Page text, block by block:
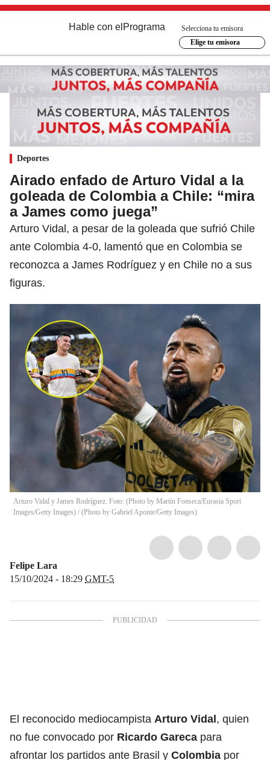
Hable con el Programa
Selecciona tu emisora
Elige tu emisora
Deportes
Airado enfado de Arturo Vidal a la
goleada de Colombia a Chile: “mira
a James como juega”
Arturo Vidal, a pesar de la goleada que sufrió Chile
ante Colombia 4-0, lamentó que en Colombia se
reconozca a James Rodríguez y en Chile no a sus
figuras.
Arturo Vidal y James Rodríguez. Foto: (Photo by Martín Fonseca/Eurasia Sport
Images/Getty Images) / (Photo by Gabriel Aponte/Getty Images)
Felipe Lara
15/10/2024 - 18:29 GMT-5
El reconocido mediocampista Arturo Vidal, quien
no fue convocado por Ricardo Gareca para
afrontar los partidos ante Brasil y Colombia por